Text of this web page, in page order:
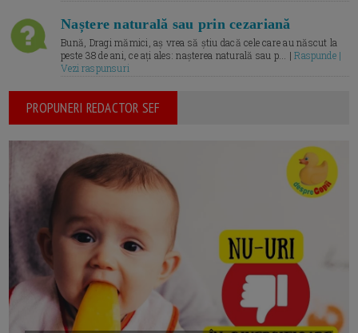
Naștere naturală sau prin cezariană
Bună, Dragi mămici, aș vrea să știu dacă cele care au născut la
peste 38 de ani, ce ați ales: nașterea naturală sau p... |Raspunde |
Vezi raspunsuri
PROPUNERI REDACTOR SEF